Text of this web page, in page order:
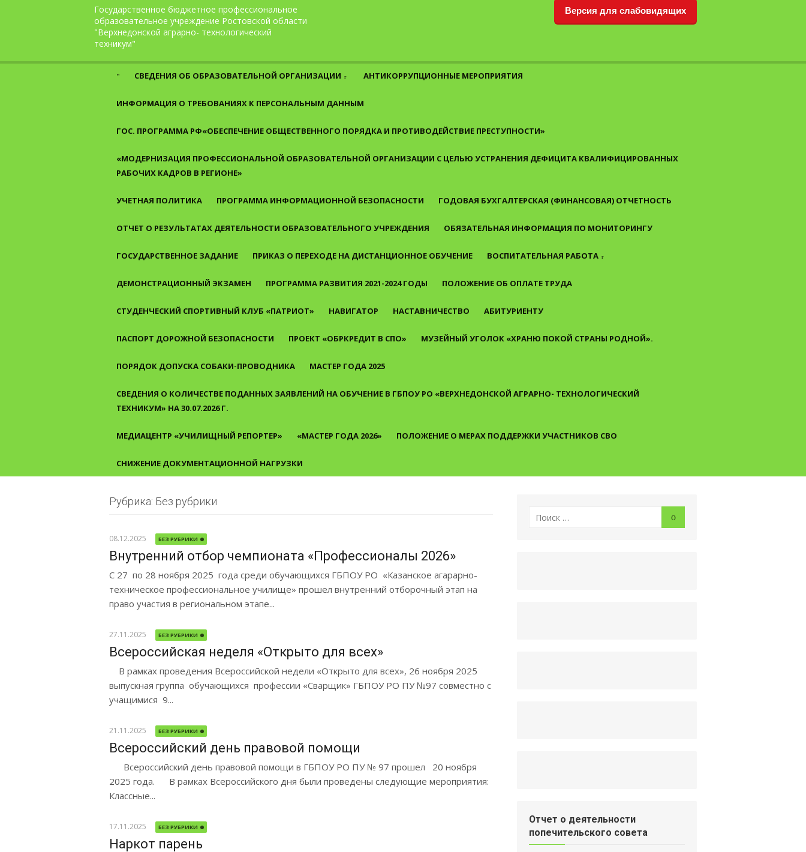
Перейти к содержаниюГосударственное бюджетное профессиональное
образовательное учреждение Ростовской области
"Верхнедонской аграрно- технологический
техникум"
Версия для слабовидящих
СВЕДЕНИЯ ОБ ОБРАЗОВАТЕЛЬНОЙ ОРГАНИЗАЦИИ АНТИКОРРУПЦИОННЫЕ МЕРОПРИЯТИЯ
ИНФОРМАЦИЯ О ТРЕБОВАНИЯХ К ПЕРСОНАЛЬНЫМ ДАННЫМ
ГОС. ПРОГРАММА РФ«ОБЕСПЕЧЕНИЕ ОБЩЕСТВЕННОГО ПОРЯДКА И ПРОТИВОДЕЙСТВИЕ ПРЕСТУПНОСТИ»
«МОДЕРНИЗАЦИЯ ПРОФЕССИОНАЛЬНОЙ ОБРАЗОВАТЕЛЬНОЙ ОРГАНИЗАЦИИ С ЦЕЛЬЮ УСТРАНЕНИЯ ДЕФИЦИТА КВАЛИФИЦИРОВАННЫХ
РАБОЧИХ КАДРОВ В РЕГИОНЕ»
УЧЕТНАЯ ПОЛИТИКА ПРОГРАММА ИНФОРМАЦИОННОЙ БЕЗОПАСНОСТИ ГОДОВАЯ БУХГАЛТЕРСКАЯ (ФИНАНСОВАЯ) ОТЧЕТНОСТЬ
ОТЧЕТ О РЕЗУЛЬТАТАХ ДЕЯТЕЛЬНОСТИ ОБРАЗОВАТЕЛЬНОГО УЧРЕЖДЕНИЯ ОБЯЗАТЕЛЬНАЯ ИНФОРМАЦИЯ ПО МОНИТОРИНГУ
ГОСУДАРСТВЕННОЕ ЗАДАНИЕ ПРИКАЗ О ПЕРЕХОДЕ НА ДИСТАНЦИОННОЕ ОБУЧЕНИЕ ВОСПИТАТЕЛЬНАЯ РАБОТА
ДЕМОНСТРАЦИОННЫЙ ЭКЗАМЕН ПРОГРАММА РАЗВИТИЯ 2021-2024 ГОДЫ ПОЛОЖЕНИЕ ОБ ОПЛАТЕ ТРУДА
СТУДЕНЧЕСКИЙ СПОРТИВНЫЙ КЛУБ «ПАТРИОТ» НАВИГАТОР НАСТАВНИЧЕСТВО АБИТУРИЕНТУ
ПАСПОРТ ДОРОЖНОЙ БЕЗОПАСНОСТИ ПРОЕКТ «ОБРКРЕДИТ В СПО» МУЗЕЙНЫЙ УГОЛОК «ХРАНЮ ПОКОЙ СТРАНЫ РОДНОЙ».
ПОРЯДОК ДОПУСКА СОБАКИ-ПРОВОДНИКА МАСТЕР ГОДА 2025
СВЕДЕНИЯ О КОЛИЧЕСТВЕ ПОДАННЫХ ЗАЯВЛЕНИЙ НА ОБУЧЕНИЕ В ГБПОУ РО «ВЕРХНЕДОНСКОЙ АГРАРНО- ТЕХНОЛОГИЧЕСКИЙ
ТЕХНИКУМ» НА 30.07.2026 Г.
МЕДИАЦЕНТР «УЧИЛИЩНЫЙ РЕПОРТЕР» «МАСТЕР ГОДА 2026» ПОЛОЖЕНИЕ О МЕРАХ ПОДДЕРЖКИ УЧАСТНИКОВ СВО
СНИЖЕНИЕ ДОКУМЕНТАЦИОННОЙ НАГРУЗКИ
Рубрика: Без рубрики
08.12.2025 БЕЗ РУБРИКИ
Внутренний отбор чемпионата «Профессионалы 2026»
С 27 по 28 ноября 2025 года среди обучающихся ГБПОУ РО «Казанское агарарно-
техническое профессиональное училище» прошел внутренний отборочный этап на
право участия в региональном этапе...
27.11.2025 БЕЗ РУБРИКИ
Всероссийская неделя «Открыто для всех»
В рамках проведения Всероссийской недели «Открыто для всех», 26 ноября 2025
выпускная группа обучающихся профессии «Сварщик» ГБПОУ РО ПУ №97 совместно с
учащимися 9...
21.11.2025 БЕЗ РУБРИКИ
Всероссийский день правовой помощи
Всероссийский день правовой помощи в ГБПОУ РО ПУ № 97 прошел 20 ноября
2025 года. В рамках Всероссийского дня были проведены следующие мероприятия:
Классные...
17.11.2025 БЕЗ РУБРИКИ
Наркот парень
Поиск
Отчет о деятельности
попечительского совета